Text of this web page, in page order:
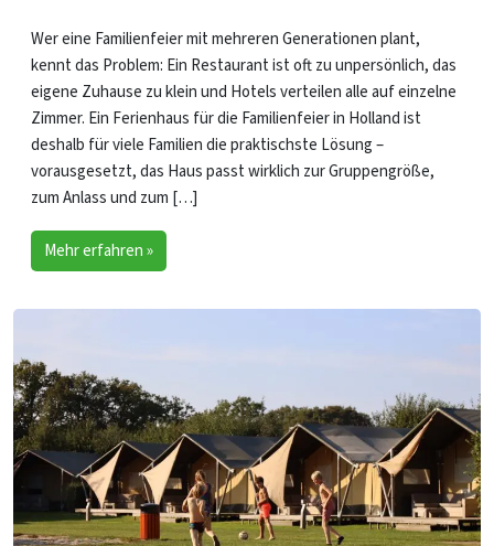
Wer eine Familienfeier mit mehreren Generationen plant,
kennt das Problem: Ein Restaurant ist oft zu unpersönlich, das
eigene Zuhause zu klein und Hotels verteilen alle auf einzelne
Zimmer. Ein Ferienhaus für die Familienfeier in Holland ist
deshalb für viele Familien die praktischste Lösung –
vorausgesetzt, das Haus passt wirklich zur Gruppengröße,
zum Anlass und zum […]
Mehr erfahren »